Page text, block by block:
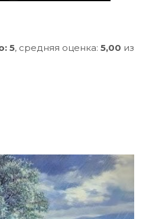
5, средняя оценка: 5,00 из